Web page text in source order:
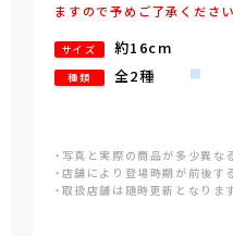
ますので予めご了承ください
サイズ 約16cm
種類 全2種
・写真と実際の商品が多少異な
・店舗により登場時期が前後す
・取扱店舗は随時更新となりま